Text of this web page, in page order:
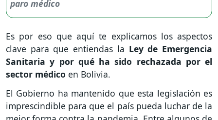
Es por eso que aquí te explicamos los aspectos
clave para que entiendas la Ley de Emergencia
Sanitaria y por qué ha sido rechazada por el
sector médico en Bolivia.
El Gobierno ha mantenido que esta legislación es
imprescindible para que el país pueda luchar de la